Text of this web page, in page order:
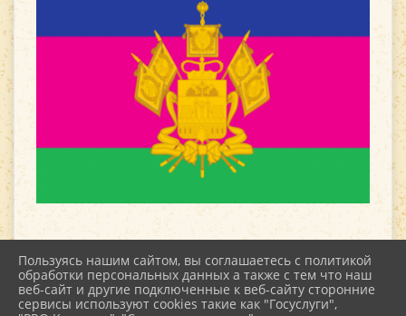
2026 г. kultstar.ru
Вход
Пользуясь нашим сайтом, вы соглашаетесь с политикой
обработки персональных данных а также с тем что наш
веб-сайт и другие подключенные к веб-сайту сторонние
сервисы используют cookies такие как "Госуслуги",